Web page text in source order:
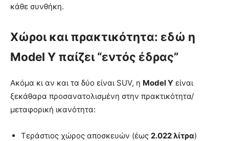
κάθε συνθήκη.
Χώροι και πρακτικότητα: εδώ η
Model Y παίζει “εντός έδρας”
Ακόμα κι αν και τα δύο είναι SUV, η Model Y είναι
ξεκάθαρα προσανατολισμένη στην πρακτικότητα/
μεταφορική ικανότητα:
Τεράστιος χώρος αποσκευών (έως 2.022 λίτρα)